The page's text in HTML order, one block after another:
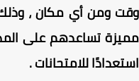
ومن أي مكان ، وذلك
تساعدهم على
للامتحانات .